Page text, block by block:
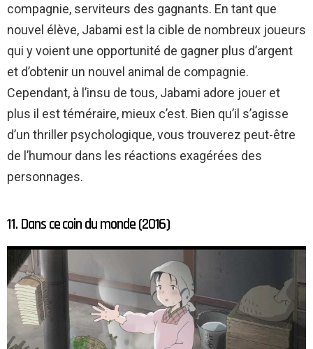
compagnie, serviteurs des gagnants. En tant que
nouvel élève, Jabami est la cible de nombreux joueurs
qui y voient une opportunité de gagner plus d’argent
et d’obtenir un nouvel animal de compagnie.
Cependant, à l’insu de tous, Jabami adore jouer et
plus il est téméraire, mieux c’est. Bien qu’il s’agisse
d’un thriller psychologique, vous trouverez peut-être
de l’humour dans les réactions exagérées des
personnages.
11. Dans ce coin du monde (2016)